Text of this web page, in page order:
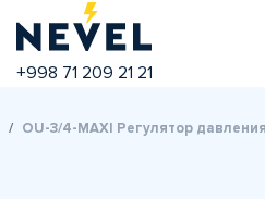
+998 71 209 21 21
OU-3/4-MАXI Регулятор